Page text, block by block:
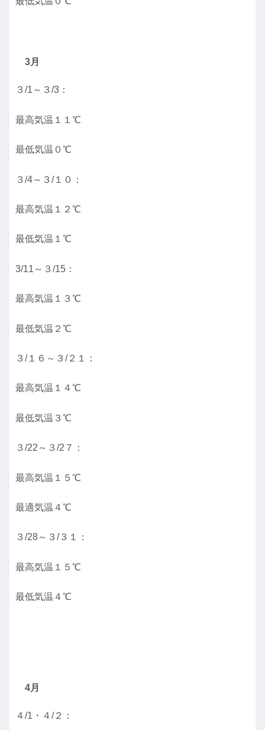
3月
３/1～３/3：
最高気温１１℃
最低気温０℃
３/4～３/１０：
最高気温１２℃
最低気温１℃
3/11～３/15：
最高気温１３℃
最低気温２℃
３/１６～３/２１：
最高気温１４℃
最低気温３℃
３/22～３/2７：
最高気温１５℃
最適気温４℃
３/28～３/３１：
最高気温１５℃
最低気温４℃
4月
４/1・４/２：